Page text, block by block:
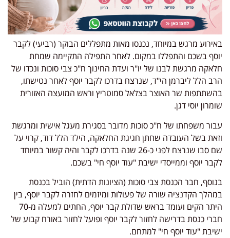
באירוע מרגש במיוחד, נכנסו מאות מתפללים הבוקר (רביעי) לקבר
יוסף בשכם והתפללו במקום. לאחר התפילה התקיימה שמחת
חלאקה מרגשת לבנו של יו"ר ועדת החינוך ח"כ צבי סוכות ונכדו של
הרב הלל ליברמן הי"ד, שנרצח בדרכו לקבר יוסף לאחר נטישתו,
בהשתתפות שר האוצר בצלאל סמוטריץ וראש המועצה האזורית
שומרון יוסי דגן.
עבור משפחתו של ח"כ סוכות מדובר בסגירת מעגל אישית ומרגשת
וזאת בשל העובדה שחתן חגיגת החלאקה, הילד הלל דוד, קרוי על
שם סבו שנרצח לפני כ-26 שנה בדרכו לקבר והיה קשור במיוחד
לקבר יוסף וממייסדי ישיבת "עוד יוסף חי" בשכם.
בנוסף, חבר הכנסת צבי סוכות (הציונות הדתית) הוביל בכנסת
במהלך הקדנציה שורה של פעולות ומיזמים לחזרה לקבר יוסף, בין
היתר הקים ועומד בראש שדולת קבר יוסף, החתים למעלה מ-70
חברי כנסת בדרישה לחזור לקבר יוסף ופועל לחזור באורח קבוע של
ישיבת "עוד יוסף חי" למתחם.